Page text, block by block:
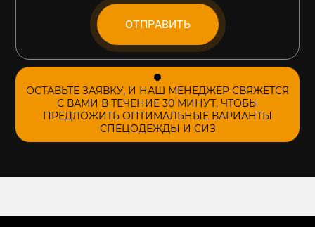
ОТПРАВИТЬ
ОСТАВЬТЕ ЗАЯВКУ, И НАШ МЕНЕДЖЕР СВЯЖЕТСЯ
С ВАМИ В ТЕЧЕНИЕ 30 МИНУТ, ЧТОБЫ
ПРЕДЛОЖИТЬ ОПТИМАЛЬНЫЕ ВАРИАНТЫ
СПЕЦОДЕЖДЫ И СИЗ